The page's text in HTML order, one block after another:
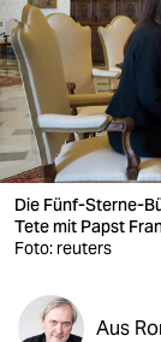
nord
wahrheit
verlag
verlag
veranstaltungen
fragen & hilfe
Die Fünf-Sterne-
Tete mit Papst
Foto: reuters
Aus